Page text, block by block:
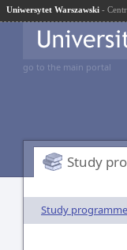
Uniwersytet Warszawski -
go to the main portal
Study
Study